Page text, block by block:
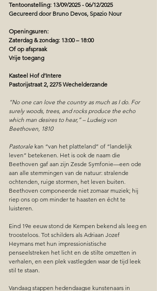
Tentoonstelling: 13/09/2025 - 06/12/2025
Gecureerd door Bruno Devos, Spazio Nour
Openingsuren:
Zaterdag & zondag: 13:00 – 18:00
Of op afspraak
Vrije toegang
Kasteel Hof d’Intere
Pastorijstraat 2, 2275 Wechelderzande
“No one can love the country as much as I do. For
surely woods, trees, and rocks produce the echo
which man desires to hear,” – Ludwig von
Beethoven, 1810
Pastorale kan “van het platteland” of “landelijk
leven” betekenen. Het is ook de naam die
Beethoven gaf aan zijn Zesde Symfonie—een ode
aan alle stemmingen van de natuur: stralende
ochtenden, ruige stormen, het leven buiten.
Beethoven componeerde niet zomaar muziek; hij
riep ons op om minder te haasten en écht te
luisteren.
Eind 19e eeuw stond de Kempen bekend als leeg en
troosteloos. Tot schilders als Adriaan Jozef
Heymans met hun impressionistische
penseelstreken het licht en de stilte omzetten in
verhalen, en een plek vastlegden waar de tijd leek
stil te staan.
Vandaag stappen hedendaagse kunstenaars in